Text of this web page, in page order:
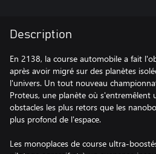
Description
En 2138, la course automobile a fait
après avoir migré sur des planètes
l'univers. Un tout nouveau
Proteus, une planète où s'entremêlent
obstacles les plus retors que les
plus profond de l'espace.
Les monoplaces de course ultra-